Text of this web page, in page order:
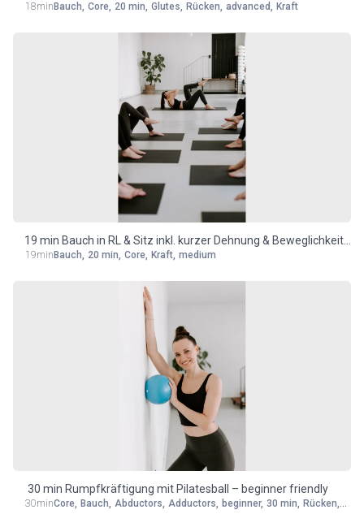
18min Bauch, Core, 20 min, Glutes, Rücken, advanced, Kraft
19 min Bauch in RL & Sitz inkl. kurzer Dehnung & Beweglichkeit
am Ende – medium
19min Bauch, 20 min, Core, Kraft, medium
30 min Rumpfkräftigung mit Pilatesball – beginner friendly
30minCore, Bauch, Abductors, Adductors, beginner, 30 min, Rücken, Kraft